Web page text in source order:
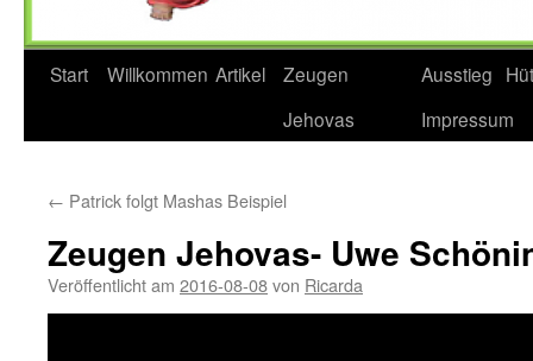
Start Willkommen Artikel
Zeugen
Jehovas
Ausstieg
Impressum
← Patrick folgt Mashas Beispiel
Zeugen Jehovas- Uwe
Veröffentlicht am 2016-08-08von Ricarda